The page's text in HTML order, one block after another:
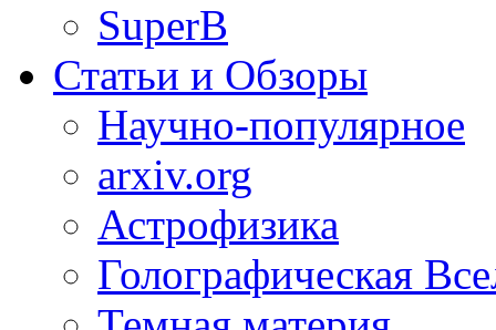
SuperB
Статьи и Обзоры
Научно-популярное
arxiv.org
Астрофизика
Голографическая